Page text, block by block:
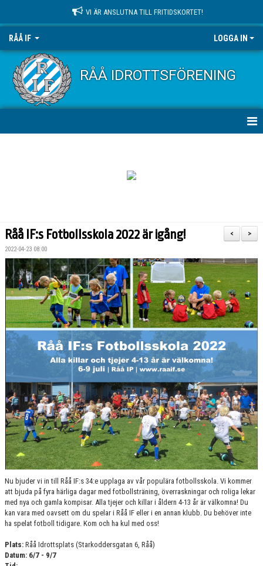
VI ÄR ANSLUTNA TILL FRITIDSKORTET!
RÅÅ IF LOGGA IN
RÅÅ IDROTTSFÖRENING
KALENDER
RÅÅ IF:S UTBILDNINGSPLAN
BILDGALLERI
VÅRA LAG
MATCHER
BLI MEDLEM
>
<
Råå IF:s Fotbollsskola 2022 är igång!
2022-04-23 08:00
Nu bjuder vi in till Råå IF:s 34:e upplaga av vår populära fotbollsskola. Vi kommer
att bjuda på fyra härliga dagar med fotbollsträning, överraskningar och roliga lekar
med nya och gamla kompisar. Alla tjejer och killar i åldern 4-13 år är välkomna! Du
kan vara med oavsett om du spelar i Råå IF eller i en annan klubb. Du behöver inte
ha spelat fotboll tidigare. Kom och ha kul med oss!
Plats: Råå Idrottsplats (Starkoddersgatan 6, Råå)
Datum: 6/7 - 9/7